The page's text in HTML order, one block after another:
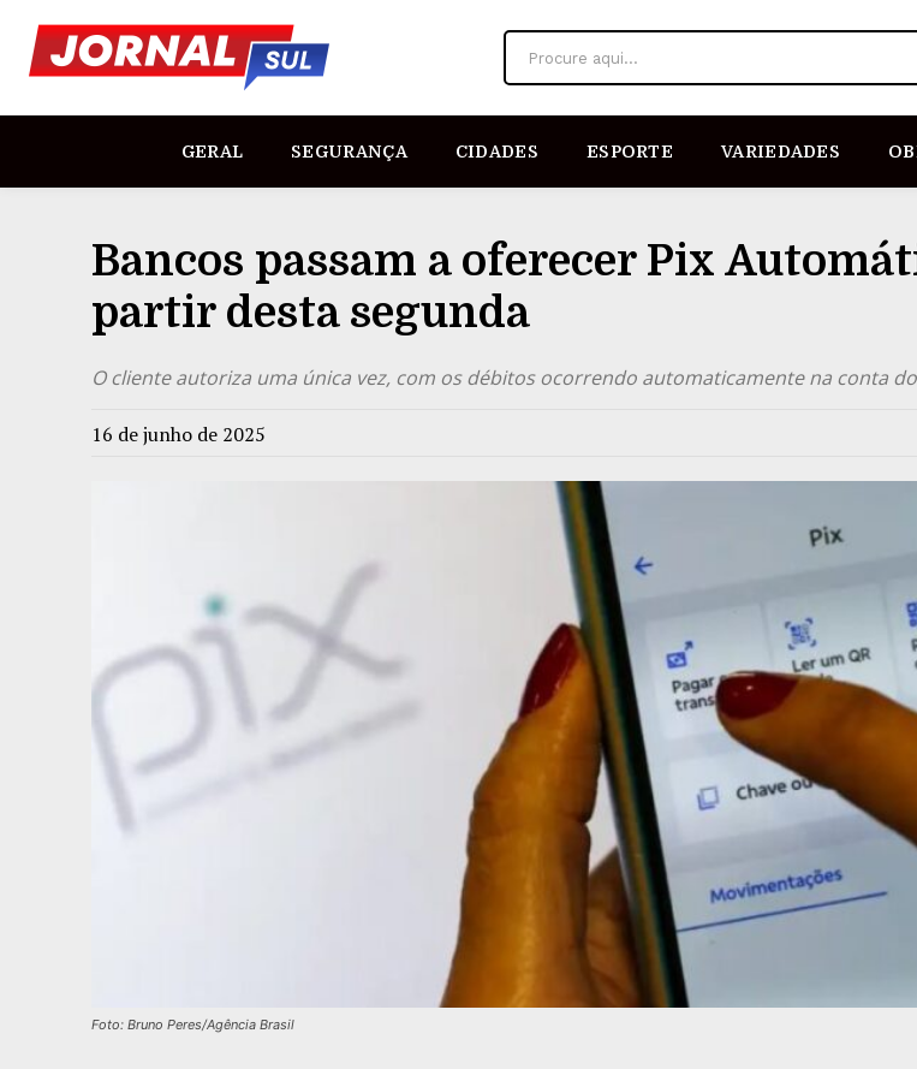
Procure aqui...
GERAL SEGURANÇA CIDADES ESPORTE VARIEDADES
Bancos passam a oferecer Pix
partir desta segunda
O cliente autoriza uma única vez, com os débitos ocorrendo automaticamente na conta
16 de junho de 2025
Foto: Bruno Peres/Agência Brasil